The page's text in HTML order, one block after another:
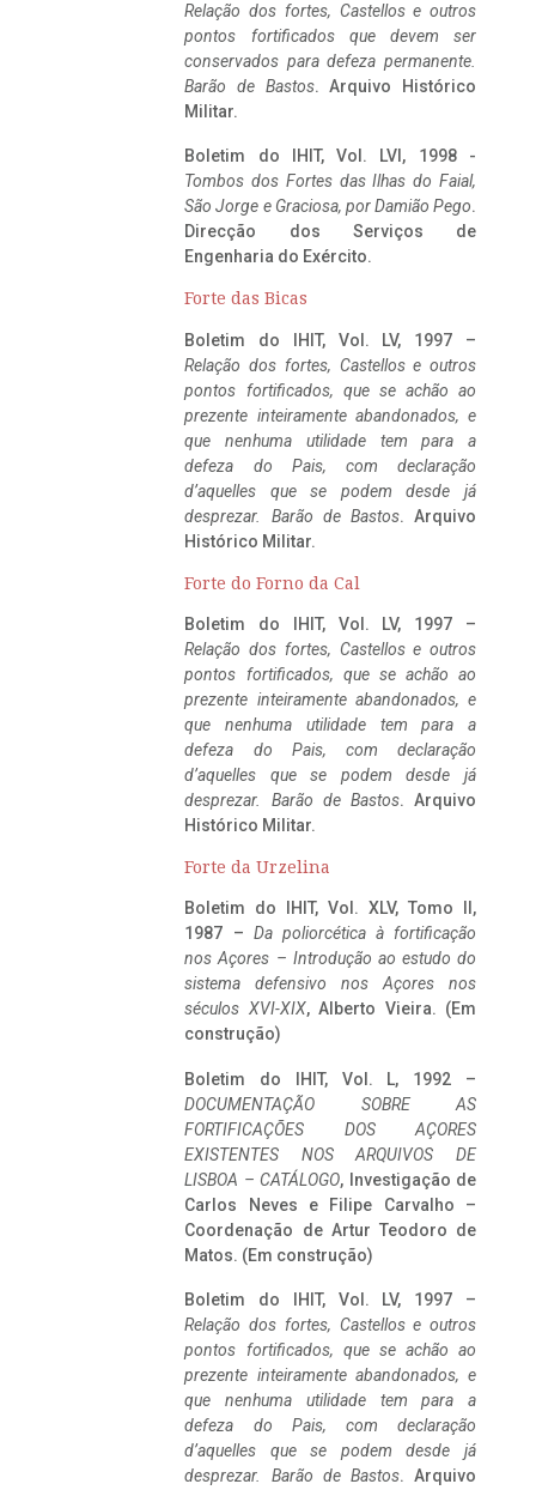
Relação dos fortes, Castellos e outros
pontos fortificados que devem ser
conservados para defeza permanente.
Barão de Bastos. Arquivo Histórico
Militar.
Boletim do IHIT, Vol. LVI, 1998 -
Tombos dos Fortes das Ilhas do Faial,
São Jorge e Graciosa, por Damião Pego.
Direcção dos Serviços de
Engenharia do Exército.
Forte das Bicas
Boletim do IHIT, Vol. LV, 1997 –
Relação dos fortes, Castellos e outros
pontos fortificados, que se achão ao
prezente inteiramente abandonados, e
que nenhuma utilidade tem para a
defeza do Pais, com declaração
d’aquelles que se podem desde já
desprezar. Barão de Bastos. Arquivo
Histórico Militar.
Forte do Forno da Cal
Boletim do IHIT, Vol. LV, 1997 –
Relação dos fortes, Castellos e outros
pontos fortificados, que se achão ao
prezente inteiramente abandonados, e
que nenhuma utilidade tem para a
defeza do Pais, com declaração
d’aquelles que se podem desde já
desprezar. Barão de Bastos. Arquivo
Histórico Militar.
Forte da Urzelina
Boletim do IHIT, Vol. XLV, Tomo II,
1987 – Da poliorcética à fortificação
nos Açores – Introdução ao estudo do
sistema defensivo nos Açores nos
séculos XVI-XIX, Alberto Vieira. (Em
construção)
Boletim do IHIT, Vol. L, 1992 –
DOCUMENTAÇÃO SOBRE AS
FORTIFICAÇÕES DOS AÇORES
EXISTENTES NOS ARQUIVOS DE
LISBOA – CATÁLOGO, Investigação de
Carlos Neves e Filipe Carvalho –
Coordenação de Artur Teodoro de
Matos. (Em construção)
Boletim do IHIT, Vol. LV, 1997 –
Relação dos fortes, Castellos e outros
pontos fortificados, que se achão ao
prezente inteiramente abandonados, e
que nenhuma utilidade tem para a
defeza do Pais, com declaração
d’aquelles que se podem desde já
desprezar. Barão de Bastos. Arquivo